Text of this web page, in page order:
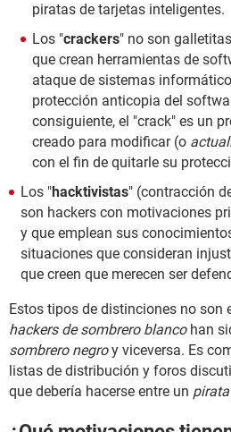
piratas de tarjetas inteligentes.
Los "crackers" no son
que crean herramientas de
ataque de sistemas
protección anticopia del
consiguiente, el "crack" es un
creado para modificar (o
con el fin de quitarle su
Los "hacktivistas" (contracción
son hackers con motivaciones
y que emplean sus
situaciones que consideran
que creen que merecen ser
Estos tipos de distinciones no son
hackers de sombrero blancohan
sombrero negroy viceversa. Es
listas de distribución y foros
que debería hacerse entre un pirata